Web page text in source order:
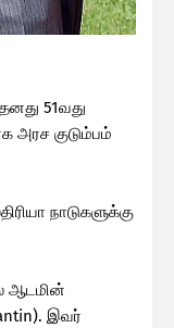
51வது
அரச குடும்பம்
நாடுகளுக்கு
ஆடமின்
இவர்